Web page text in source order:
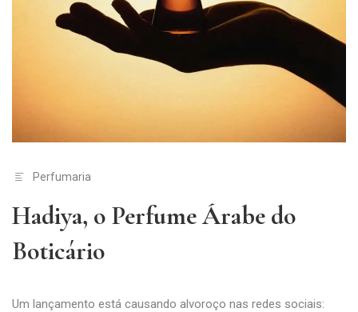
Perfumaria
Hadiya, o Perfume Árabe do
Boticário
Um lançamento está causando alvoroço nas redes sociais: